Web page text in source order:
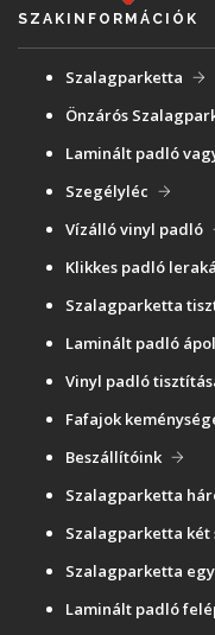
SZAKINFORMÁCIÓK
Szalagparketta
Önzárós
Laminált padló
Szegélyléc
Vízálló vinyl padló
Klikkes padló
Szalagparketta
Laminált padló
Vinyl padló
Fafajok
Beszállítóink
Szalagparketta
Szalagparketta két
Szalagparketta
Laminált padló